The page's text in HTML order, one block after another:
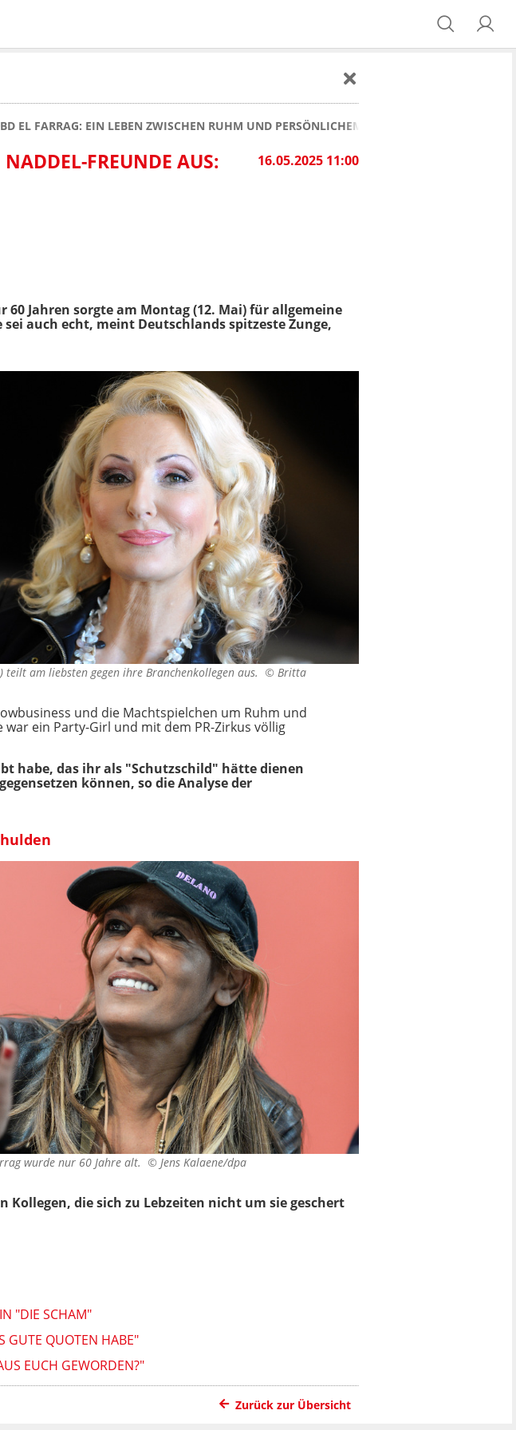
EL FARRAG: EIN LEBEN ZWISCHEN RUHM UND PERSÖNLICHEM KAMPF
16.05.2025 11:00
NADDEL-FREUNDE AUS:
60 Jahren sorgte am Montag (12. Mai) für allgemeine
auch echt, meint Deutschlands spitzeste Zunge,
teilt am liebsten gegen ihre Branchenkollegen aus. © Britta
und die Machtspielchen um Ruhm und
ein Party-Girl und mit dem PR-Zirkus völlig
habe, das ihr als "Schutzschild" hätte dienen
können, so die Analyse der
wurde nur 60 Jahre alt. © Jens Kalaene/dpa
die sich zu Lebzeiten nicht um sie geschert
"DIE SCHAM"
GUTE QUOTEN HABE"
EUCH GEWORDEN?"
Zurück zur Übersicht